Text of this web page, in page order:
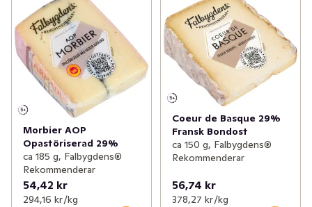
Morbier AOP
Opastöriserad 29%
ca 185 g, Falbygdens®
Rekommenderar
54,42 kr
294,16 kr /kg
Coeur de Basque 29%
Fransk Bondost
ca 150 g, Falbygdens®
Rekommenderar
56,74 kr
378,27 kr /kg